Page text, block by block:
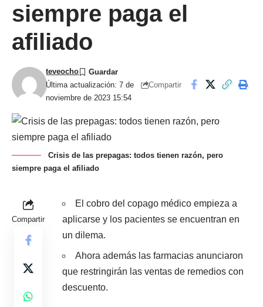
siempre paga el
afiliado
Última actualización: 7 de
noviembre de 2023 15:54
teveocho
Compartir
Crisis de las prepagas: todos tienen razón, pero
siempre paga el afiliado
Compartir
El cobro del copago médico empieza a
aplicarse y los pacientes se encuentran en
un dilema.
Ahora además las farmacias anunciaron
que restringirán las ventas de remedios con
descuento.